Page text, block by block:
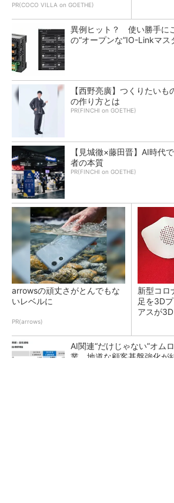
PR(COCO VILLA on GOETHE)
異例ヒット？ 使い勝手に
の“オープンな”IO-Linkマス
【西野亮廣】つくりたい
の作り方とは
PR(FINCHI on GOETHE)
【見城徹×藤田晋】AI時代
者の本質
PR(FINCHI on GOETHE)
arrowsの頑丈さがとんでもな
いレベルに
PR(arrows)
新型コロ
足を3D
アスが
AI関連“だけじゃない”オム
業、地道な顧客基盤強化が